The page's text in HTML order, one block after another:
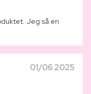
Jeg så en
01/06 2025